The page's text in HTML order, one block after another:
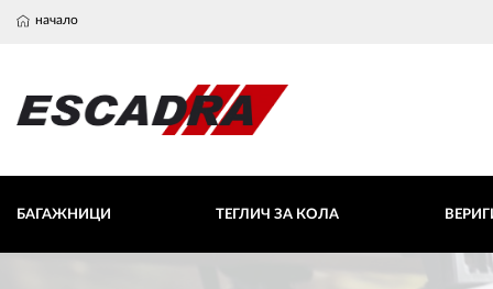
начало
БАГАЖНИЦИ ТЕГЛИЧ ЗА КОЛА